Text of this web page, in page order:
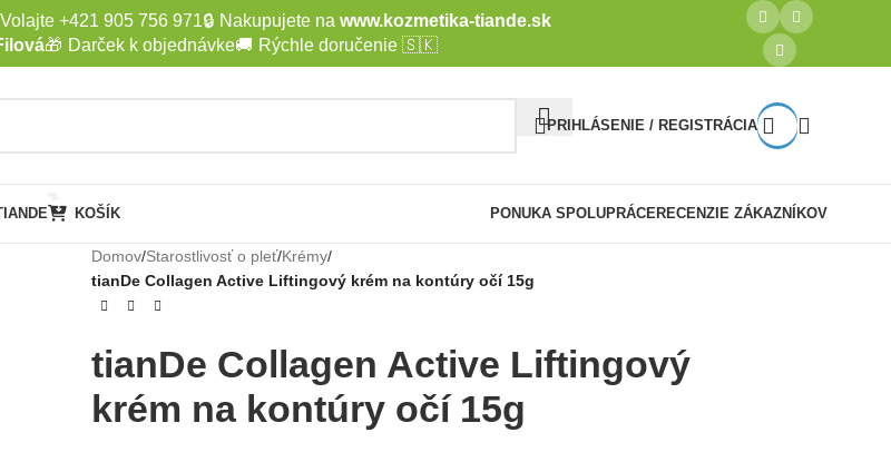
+421 905 756 971🔒 Nakupujete na www.kozmetika-tiande.sk
🎁 Darček k objednávke🚚 Rýchle doručenie 🇸🇰
PRIHLÁSENIE / REGISTRÁCIA
KOŠÍK PONUKA SPOLUPRÁCERECENZIE ZÁKAZNÍKOV
Domov/Starostlivosť o pleť/Krémy/
tianDe Collagen Active Liftingový krém na kontúry očí 15g
tianDe Collagen Active Liftingový
krém na kontúry očí 15g